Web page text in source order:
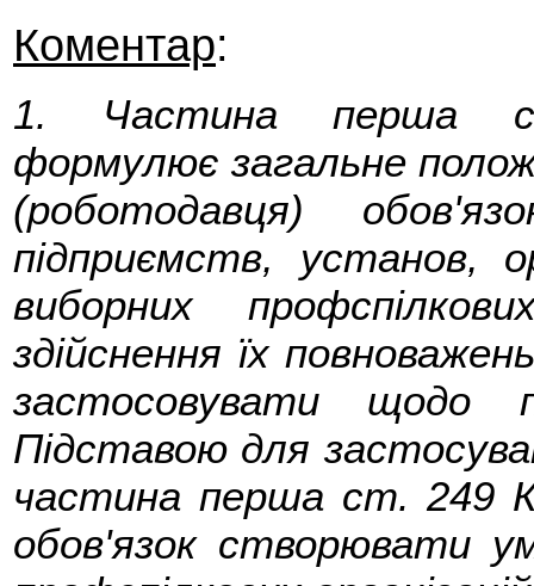
Коментар:
1. Частина перша
формулює загальне
(роботодавця)
підприємств, установ,
виборних
здійснення їх
застосовувати щодо
Підставою для
частина перша ст. 249
обов'язок створювати